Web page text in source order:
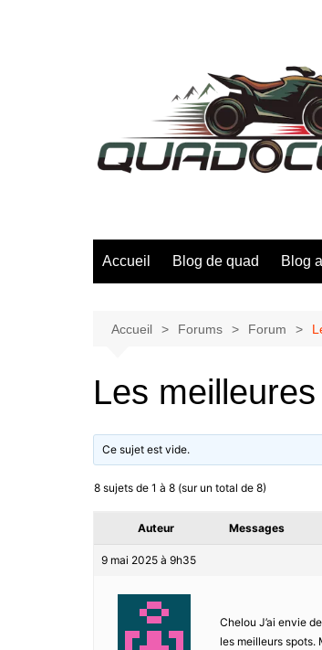
Accueil Blog de quad Blog
Accueil Forums Forum
Les
Ce sujet est vide.
8 sujets de 1 à 8 (sur un total de 8)
Auteur Messages
9 mai 2025 à 9h35
Chelou J’ai envie
les meilleurs spots.